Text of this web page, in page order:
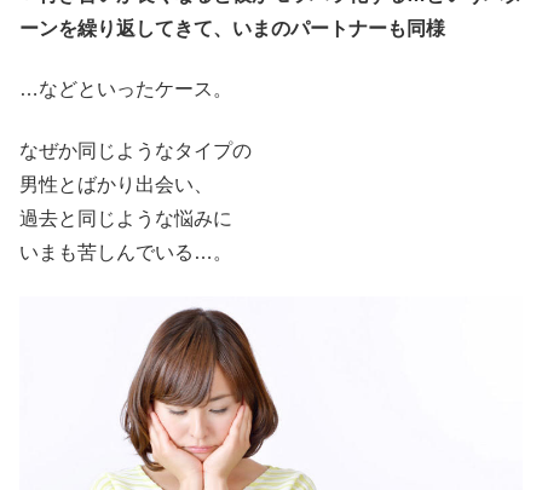
ーンを繰り返してきて、いまのパートナーも同様
…などといったケース。
なぜか同じようなタイプの
男性とばかり出会い、
過去と同じような悩みに
いまも苦しんでいる…。